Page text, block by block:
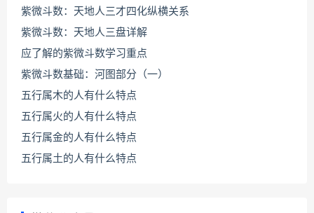
紫微斗数：天地人三才四化纵横关系
紫微斗数：天地人三盘详解
应了解的紫微斗数学习重点
紫微斗数基础：河图部分（一）
五行属木的人有什么特点
五行属火的人有什么特点
五行属金的人有什么特点
五行属土的人有什么特点